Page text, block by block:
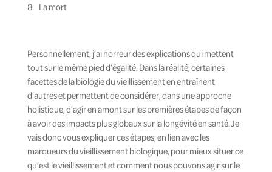
La mort
Personnellement, j’ai horreur des explications qui mettent
tout sur le même pied d’égalité. Dans la réalité, certaines
facettes de la biologie du vieillissement en entraînent
d’autres et permettent de considérer, dans une approche
holistique, d’agir en amont sur les premières étapes de façon
à avoir des impacts plus globaux sur la longévité en santé. Je
vais donc vous expliquer ces étapes, en lien avec les
marqueurs du vieillissement biologique, pour mieux situer ce
qu’est le vieillissement et comment nous pouvons agir sur le